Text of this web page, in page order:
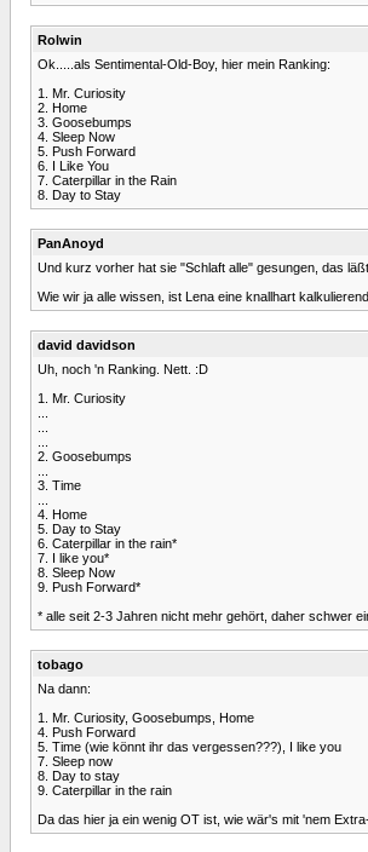
Rolwin
Ok.....als Sentimental-Old-Boy, hier mein Ranking:
1. Mr. Curiosity
2. Home
3. Goosebumps
4. Sleep Now
5. Push Forward
6. I Like You
7. Caterpillar in the Rain
8. Day to Stay
PanAnoyd
Und kurz vorher hat sie "Schlaft alle" gesungen, das
Wie wir ja alle wissen, ist Lena eine knallhart
david davidson
Uh, noch 'n Ranking. Nett. :D
1. Mr. Curiosity
2. Goosebumps
3. Time
4. Home
5. Day to Stay
6. Caterpillar in the rain*
7. I like you*
8. Sleep Now
9. Push Forward*
* alle seit 2-3 Jahren nicht mehr gehört, daher schwer
tobago
Na dann:
1. Mr. Curiosity, Goosebumps, Home
4. Push Forward
5. Time (wie könnt ihr das vergessen???), I like you
7. Sleep now
8. Day to stay
9. Caterpillar in the rain
Da das hier ja ein wenig OT ist, wie wär's mit 'nem